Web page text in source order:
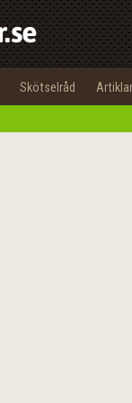
Skötselråd Artiklar